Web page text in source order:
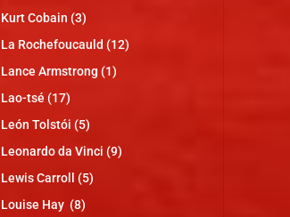
Kurt Cobain (3)
La Rochefoucauld (12)
Lance Armstrong (1)
Lao-tsé (17)
León Tolstói (5)
Leonardo da Vinci (9)
Lewis Carroll
(5)
Louise Hay (8)